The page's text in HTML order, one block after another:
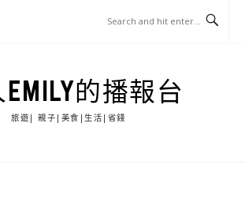
的播報台
旅遊| 親子|美食|生活|省錢